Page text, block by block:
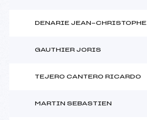
DENARIE JEAN-CHRISTOPHE
GAUTHIER JORIS
TEJERO CANTERO RICARDO
MARTIN SEBASTIEN